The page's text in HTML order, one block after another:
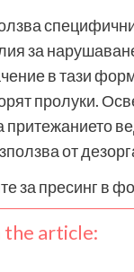
специфични
за
в тази
пролуки.
от
the article: